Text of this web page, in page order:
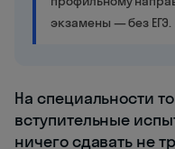
экзамены — без ЕГЭ.
На специальности
вступительные
ничего сдавать не